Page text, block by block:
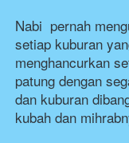
Nabi  pernah
setiap kuburan
menghancurkan
patung dengan
dan kuburan
kubah dan